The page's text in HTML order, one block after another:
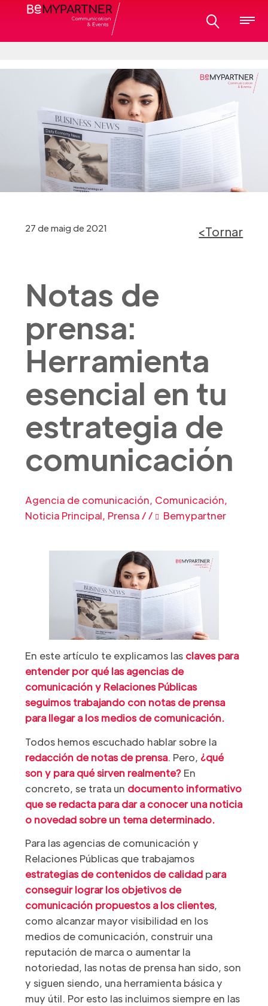
27 de maig de 2021 <Tornar
Notas de
prensa:
Herramienta
esencial en tu
estrategia de
comunicación
Agencia de comunicación, Comunicación,
Noticia Principal, Prensa / / Bemypartner
En este artículo te explicamos las claves para
entender por qué las agencias de
comunicación y Relaciones Públicas
seguimos trabajando con notas de prensa
para llegar a los medios de comunicación.
Todos hemos escuchado hablar sobre la
redacción de notas de prensa. Pero, ¿qué
son y para qué sirven realmente? En
concreto, se trata un documento informativo
que se redacta para dar a conocer una noticia
o novedad sobre un tema determinado.
Para las agencias de comunicación y
Relaciones Públicas que trabajamos
estrategias de contenidos de calidadpara
conseguir lograr los objetivos de
comunicación propuestos a los clientes,
como alcanzar mayor visibilidad en los
medios de comunicación, construir una
reputación de marca o aumentar la
notoriedad, las notas de prensa han sido, son
y siguen siendo, una herramienta básica y
muy útil. Por esto las incluimos siempre en las